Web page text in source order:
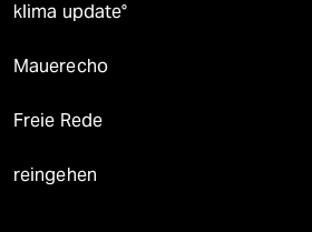
klima update°
Mauerecho
Freie Rede
reingehen